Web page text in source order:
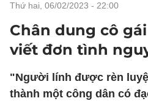
thứ hai, 06/02/2023 - 22:00
Chân dung cô
viết đơn tình
"Người lính được rèn
thành một công dân có